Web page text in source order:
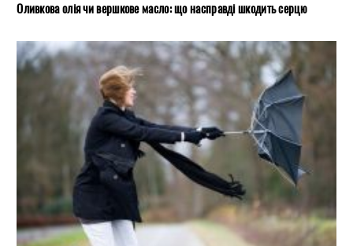
Оливкова олія чи вершкове масло: що насправді шкодить серцю